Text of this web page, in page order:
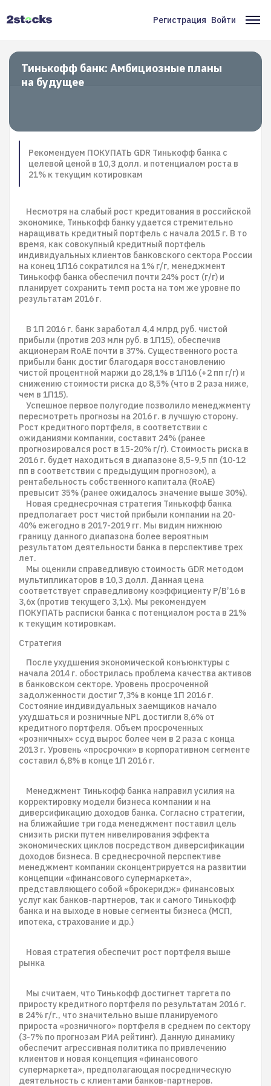
Меню
учётной
записи
Регистрация Войти
Тинькофф банк: Амбициозные планы
на будущее
Рекомендуем ПОКУПАТЬ GDR Тинькофф банка с
целевой ценой в 10,3 долл. и потенциалом роста в
21% к текущим котировкам
Несмотря на слабый рост кредитования в российской
экономике, Тинькофф банку удается стремительно
наращивать кредитный портфель с начала 2015 г. В то
время, как совокупный кредитный портфель
индивидуальных клиентов банковского сектора России
на конец 1П16 сократился на 1% г/г, менеджмент
Тинькофф банка обеспечил почти 24% рост (г/г) и
планирует сохранить темп роста на том же уровне по
результатам 2016 г.
В 1П 2016 г. банк заработал 4,4 млрд руб. чистой
прибыли (против 203 млн руб. в 1П15), обеспечив
акционерам RoAE почти в 37%. Существенного роста
прибыли банк достиг благодаря восстановлению
чистой процентной маржи до 28,1% в 1П16 (+2 пп г/г) и
снижению стоимости риска до 8,5% (что в 2 раза ниже,
чем в 1П15).
Успешное первое полугодие позволило менеджменту
пересмотреть прогнозы на 2016 г. в лучшую сторону.
Рост кредитного портфеля, в соответствии с
ожиданиями компании, составит 24% (ранее
прогнозировался рост в 15-20% г/г). Стоимость риска в
2016 г. будет находиться в диапазоне 8,5-9,5 пп (10-12
пп в соответствии с предыдущим прогнозом), а
рентабельность собственного капитала (RoAE)
превысит 35% (ранее ожидалось значение выше 30%).
Новая среднесрочная стратегия Тинькофф банка
предполагает рост чистой прибыли компании на 20-
40% ежегодно в 2017-2019 гг. Мы видим нижнюю
границу данного диапазона более вероятным
результатом деятельности банка в перспективе трех
лет.
Мы оценили справедливую стоимость GDR методом
мультипликаторов в 10,3 долл. Данная цена
соответствует справедливому коэффициенту P/B’16 в
3,6х (против текущего 3,1х). Мы рекомендуем
ПОКУПАТЬ расписки банка с потенциалом роста в 21%
к текущим котировкам.
Стратегия
После ухудшения экономической конъюнктуры с
начала 2014 г. обострилась проблема качества активов
в банковском секторе. Уровень просроченной
задолженности достиг 7,3% в конце 1П 2016 г.
Состояние индивидуальных заемщиков начало
ухудшаться и розничные NPL достигли 8,6% от
кредитного портфеля. Объем просроченных
«розничных» ссуд вырос более чем в 2 раза с конца
2013 г. Уровень «просрочки» в корпоративном сегменте
составил 6,8% в конце 1П 2016 г.
Менеджмент Тинькофф банка направил усилия на
корректировку модели бизнеса компании и на
диверсификацию доходов банка. Согласно стратегии,
на ближайшие три года менеджмент поставил цель
снизить риски путем нивелирования эффекта
экономических циклов посредством диверсификации
доходов бизнеса. В среднесрочной перспективе
менеджмент компании сконцентрируется на развитии
концепции «финансового супермаркета»,
представляющего собой «брокеридж» финансовых
услуг как банков-партнеров, так и самого Тинькофф
банка и на выходе в новые сегменты бизнеса (МСП,
ипотека, страхование и др.)
Новая стратегия обеспечит рост портфеля выше
рынка
Мы считаем, что Тинькофф достигнет таргета по
приросту кредитного портфеля по результатам 2016 г.
в 24% г/г., что значительно выше планируемого
прироста «розничного» портфеля в среднем по сектору
(3-7% по прогнозам РИА рейтинг). Данную динамику
обеспечит агрессивная политика по привлечению
клиентов и новая концепция «финансового
супермаркета», предполагающая посредническую
деятельность с клиентами банков-партнеров.